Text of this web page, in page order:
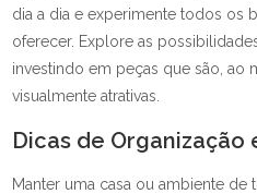
dia a dia e experimente todos os
oferecer. Explore as
investindo em peças que são, ao
visualmente atrativas.
Dicas de Organização
Manter uma casa ou ambiente